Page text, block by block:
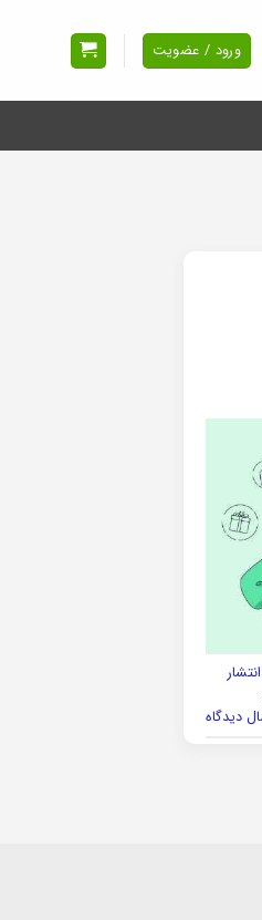
ورود / عضویت
انتشار
دیدگاه